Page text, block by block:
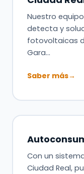
Nuestro
detecta y
fotovoltaicas
Gara…
Saber más→
Con un
Ciudad Real,